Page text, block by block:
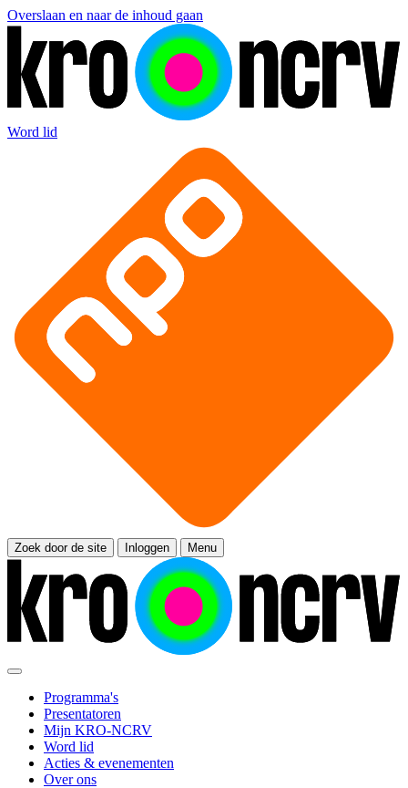
Overslaan en naar de inhoud gaan
Word lid
Zoek door de site Inloggen Menu
Programma's
Presentatoren
Mijn KRO-NCRV
Word lid
Acties & evenementen
Over ons